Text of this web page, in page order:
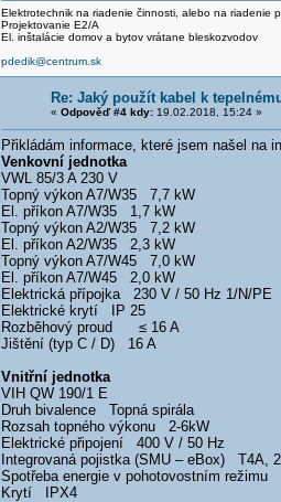
Elektrotechnik na riadenie činnosti, alebo na riadenie
Projektovanie E2/A
El. inštalácie domov a bytov vrátane bleskozvodov
pdedik@centrum.sk
Re: Jaký použít kabel k
« Odpověď #4 kdy:19.02.2018, 15:24 »
Přikládám informace, které jsem našel na
Venkovní jednotka
VWL 85/3 A 230 V
Topný výkon A7/W35 7,7 kW
El. příkon A7/W35 1,7 kW
Topný výkon A2/W35 7,2 kW
El. příkon A2/W35 2,3 kW
Topný výkon A7/W45 7,0 kW
El. příkon A7/W45 2,0 kW
Elektrická přípojka 230 V / 50 Hz 1/N/PE
Elektrické krytí IP 25
Rozběhový proud ≤ 16 A
Jištění (typ C / D) 16 A
Vnitřní jednotka
VIH QW 190/1 E
Druh bivalence Topná spirála
Rozsah topného výkonu 2-6kW
Elektrické připojení 400 V / 50 Hz
Integrovaná pojistka (SMU – eBox) T4A,
Spotřeba energie v pohotovostním režimu
Krytí IPX4